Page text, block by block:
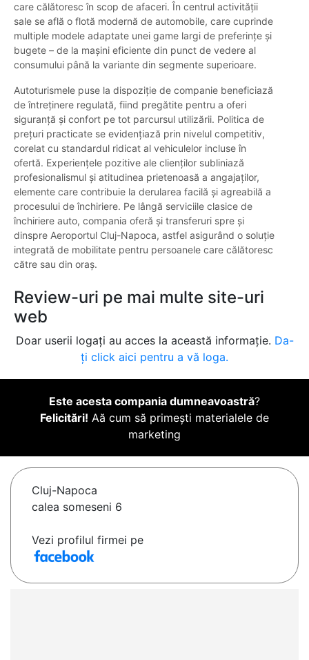
care călătoresc în scop de afaceri. În centrul activității
sale se află o flotă modernă de automobile, care cuprinde
multiple modele adaptate unei game largi de preferințe și
bugete – de la mașini eficiente din punct de vedere al
consumului până la variante din segmente superioare.
Autoturismele puse la dispoziție de companie beneficiază
de întreținere regulată, fiind pregătite pentru a oferi
siguranță și confort pe tot parcursul utilizării. Politica de
prețuri practicate se evidențiază prin nivelul competitiv,
corelat cu standardul ridicat al vehiculelor incluse în
ofertă. Experiențele pozitive ale clienților subliniază
profesionalismul și atitudinea prietenoasă a angajaților,
elemente care contribuie la derularea facilă și agreabilă a
procesului de închiriere. Pe lângă serviciile clasice de
închiriere auto, compania oferă și transferuri spre și
dinspre Aeroportul Cluj-Napoca, astfel asigurând o soluție
integrată de mobilitate pentru persoanele care călătoresc
către sau din oraș.
Review-uri pe mai multe site-uri
web
Doar userii logați au acces la această informație. Da-
ți click aici pentru a vă loga.
Este acesta compania dumneavoastră?
Felicitări! Aă cum să primești materialele de
marketing
Cluj-Napoca
calea someseni 6
Vezi profilul firmei pe